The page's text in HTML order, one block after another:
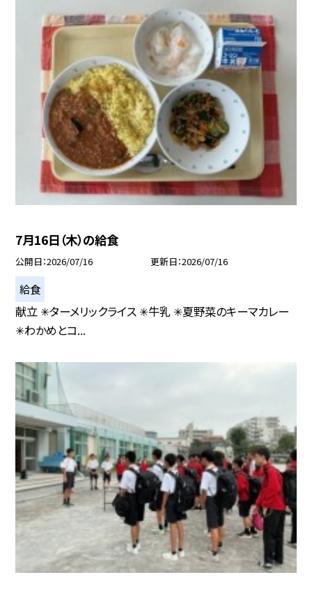
7月16日（木）の給食
公開日 2026/07/16 更新日 2026/07/16
給食
献立 ✳︎ターメリックライス ✳︎牛乳 ✳︎夏野菜のキーマカレー
✳︎わかめとコ...